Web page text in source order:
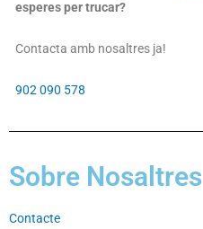
esperes per trucar?
Contacta amb nosaltres ja!
902 090 578
Sobre Nosaltres
Contacte